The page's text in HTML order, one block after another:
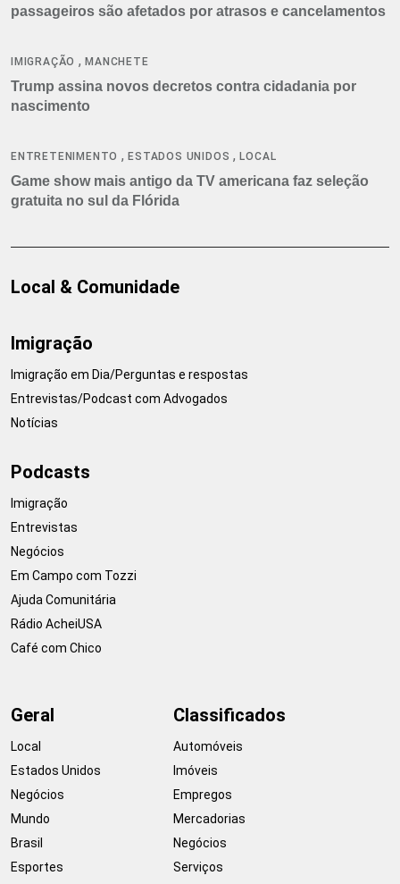
passageiros são afetados por atrasos e cancelamentos
IMIGRAÇÃO ,MANCHETE
Trump assina novos decretos contra cidadania por
nascimento
ENTRETENIMENTO ,ESTADOS UNIDOS ,LOCAL
Game show mais antigo da TV americana faz seleção
gratuita no sul da Flórida
Local & Comunidade
Imigração
Imigração em Dia/Perguntas e respostas
Entrevistas/Podcast com Advogados
Notícias
Podcasts
Imigração
Entrevistas
Negócios
Em Campo com Tozzi
Ajuda Comunitária
Rádio AcheiUSA
Café com Chico
Geral
Local
Estados Unidos
Negócios
Mundo
Brasil
Esportes
Classificados
Automóveis
Imóveis
Empregos
Mercadorias
Negócios
Serviços